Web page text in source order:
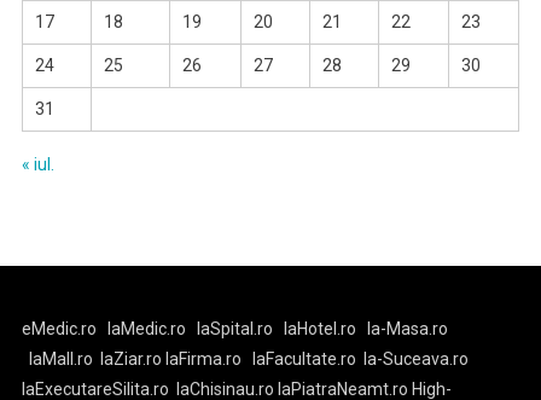
17 18 19 20 21 22 23
24 25 26 27 28 29 30
31
« iul.
eMedic.ro laMedic.ro laSpital.ro laHotel.ro
la-Masa.ro
laMall.ro
laZiar.ro laFirma.ro laFacultate.ro
la-Suceava.ro
laExecutareSilita.ro
laChisinau.ro laPiatraNeamt.ro High-